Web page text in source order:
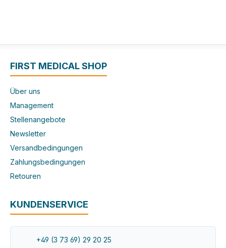
FIRST MEDICAL SHOP
Über uns
Management
Stellenangebote
Newsletter
Versandbedingungen
Zahlungsbedingungen
Retouren
KUNDENSERVICE
+49 (3 73 69) 29 20 25